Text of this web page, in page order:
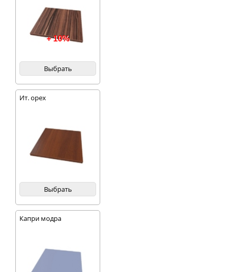
+ 10%
Выбрать
Ит. орех
Выбрать
Капри модра